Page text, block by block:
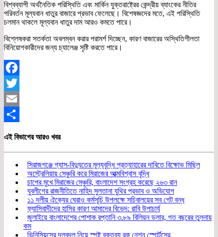
বিশ্বব্যাপী অর্থনৈতিক পরিস্থিতি এবং মার্কিন যুক্তরাষ্ট্রের কেন্দ্রীয় ব্যাংকের নীতির
পরিবর্তন মূল্যবান ধাতুর বাজারে প্রভাব ফেলেছে। বিশেষজ্ঞদের মতে, এই পরিস্থিতি
চলমান থাকলে মূল্যবান ধাতুর দাম আরও কমতে পারে।
বিশ্লেষকরা সতর্কতা অবলম্বন করার পরামর্শ দিচ্ছেন, কারণ বাজারের অস্থিতিশীলতা
বিনিয়োগকারীদের জন্য চ্যালেঞ্জ সৃষ্টি করতে পারে।
Facebook
Twitter
Email
এই বিভাগের আরও খবর
সিরাজগঞ্জে গ্যাস-বিদ্যুতের মূল্যবৃদ্ধি প্রত্যাহারের দাবিতে বিক্ষোভ মিছিল
অস্ট্রেলিয়ায় সেঞ্চুরি করে মিরাজের আত্মবিশ্বাস বৃদ্ধি
চাপের মুখে মিরাজের সেঞ্চুরি, বাংলাদেশ সংগ্রহ করেছে ২৬৩ রান
যুবলীগের রাজনীতিতে নাহিদ সুলতানা যুথির প্রভাব ও অভিযোগ
১১ দলীয় ঐক্যের ঘেরাও কর্মসূচি উপলক্ষে সচিবালয়ের সব গেট বন্ধ
ফ্যাসিবাদীদের হাসির কারণ আমাদের বিভেদ: রাবি উপাচার্য
জুলাইয়ে বাংলাদেশের পোশাক রপ্তানি ৩.৮৯ বিলিয়ন ডলার, গত বছরের তুলনায়
কম
ভিনিসিয়ুসের দলবদল নিয়ে স্পষ্ট বক্তব্য রক নেশন স্পোর্টসের